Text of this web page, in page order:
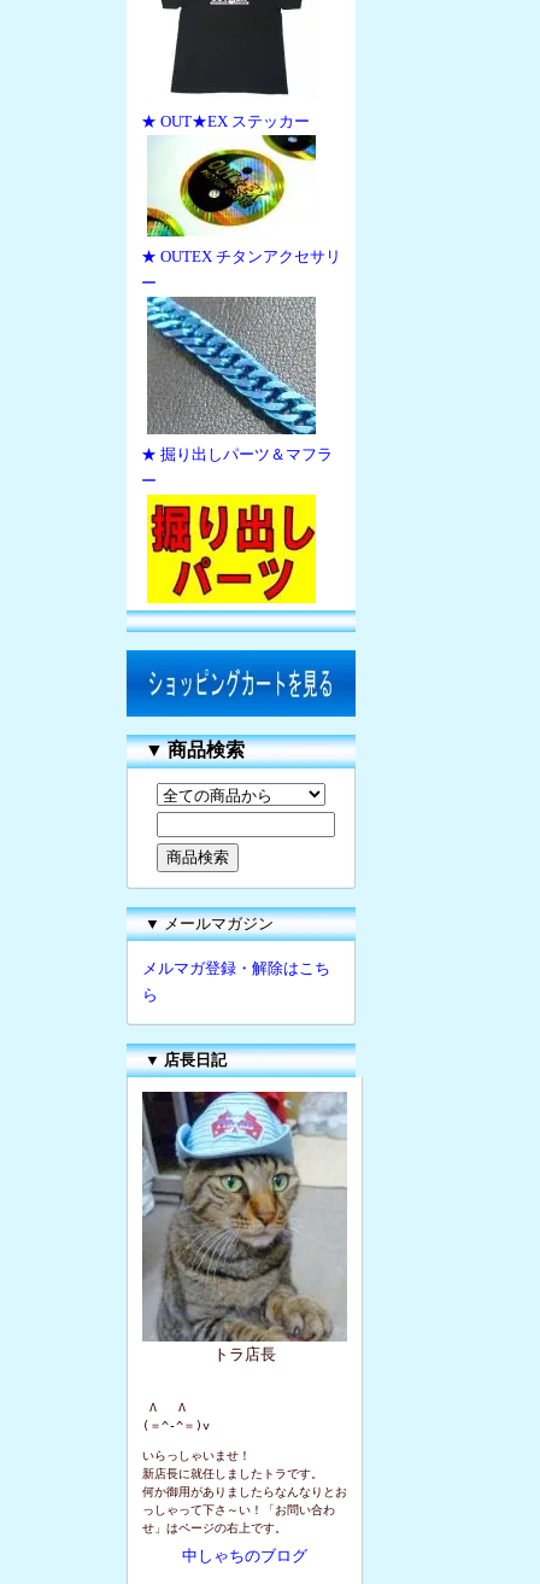
★ OUT★EX ステッカー
★ OUTEX チタンアクセサリ
ー
★ 掘り出しパーツ＆マフラ
ー
▼商品検索
▼ メールマガジン
メルマガ登録・解除はこち
ら
▼ 店長日記
トラ店長
Λ   Λ
(＝^-^＝)v
いらっしゃいませ！
新店長に就任しましたトラです。
何か御用がありましたらなんなりとお
っしゃって下さ～い！「お問い合わ
せ」はページの右上です。
中しゃちのブログ